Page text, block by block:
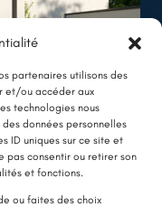
partenaires utilisons des
et/ou accéder aux
technologies nous
données personnelles
ID uniques sur ce site et
pas consentir ou retirer son
et fonctions.
ou faites des choix
Angers
?
: elle consomme